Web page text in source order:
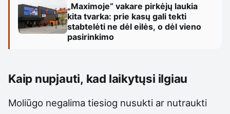
„Maximoje“ vakare pirkėjų laukia
kita tvarka: prie kasų gali tekti
stabtelėti ne dėl eilės, o dėl vieno
pasirinkimo
Kaip nupjauti, kad laikytųsi ilgiau
Moliūgo negalima tiesiog nusukti ar nutraukti